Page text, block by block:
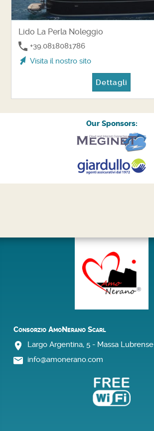
Lido La Perla Noleggio
+39.0818081786
Visita il nostro sito
Dettagli
Our Sponsors:
Consorzio AmoNerano Scarl
Largo Argentina, 5 - Massa Lubrense
info@amonerano.com